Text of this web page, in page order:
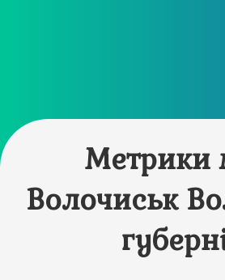
Метрики
Волочиськ